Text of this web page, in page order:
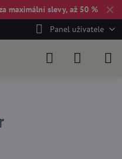
✕
maximální slevy, až 50 %
Panel uživatele